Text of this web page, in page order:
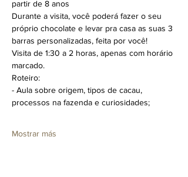
partir de 8 anos
Durante a visita, você poderá fazer o seu
próprio chocolate e levar pra casa as suas 3
barras personalizadas, feita por você!
Visita de 1:30 a 2 horas, apenas com horário
marcado.
Roteiro:
- Aula sobre origem, tipos de cacau,
processos na fazenda e curiosidades;
Mostrar más